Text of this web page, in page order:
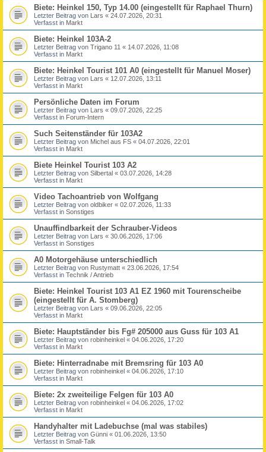
Biete: Heinkel 150, Typ 14.00 (eingestellt für Raphael Thurn)
Letzter Beitrag von Lars « 24.07.2026, 20:31
Verfasst in Markt
Biete: Heinkel 103A-2
Letzter Beitrag von Trigano 11 « 14.07.2026, 11:08
Verfasst in Markt
Biete: Heinkel Tourist 101 A0 (eingestellt für Manuel Moser)
Letzter Beitrag von Lars « 12.07.2026, 13:11
Verfasst in Markt
Persönliche Daten im Forum
Letzter Beitrag von Lars « 09.07.2026, 22:25
Verfasst in Forum-Intern
Such Seitenständer für 103A2
Letzter Beitrag von Michel aus FS « 04.07.2026, 22:01
Verfasst in Markt
Biete Heinkel Tourist 103 A2
Letzter Beitrag von Silbertal « 03.07.2026, 14:28
Verfasst in Markt
Video Tachoantrieb von Wolfgang
Letzter Beitrag von oldbiker « 02.07.2026, 11:33
Verfasst in Sonstiges
Unauffindbarkeit der Schrauber-Videos
Letzter Beitrag von Lars « 30.06.2026, 17:06
Verfasst in Sonstiges
A0 Motorgehäuse unterschiedlich
Letzter Beitrag von Rustymatt « 23.06.2026, 17:54
Verfasst in Technik / Antrieb
Biete: Heinkel Tourist 103 A1 EZ 1960 mit Tourenscheibe
(eingestellt für A. Stomberg)
Letzter Beitrag von Lars « 09.06.2026, 22:05
Verfasst in Markt
Biete: Hauptständer bis Fg# 205000 aus Guss für 103 A1
Letzter Beitrag von robinheinkel « 04.06.2026, 17:20
Verfasst in Markt
Biete: Hinterradnabe mit Bremsring für 103 A0
Letzter Beitrag von robinheinkel « 04.06.2026, 17:10
Verfasst in Markt
Biete: 2x zweiteilige Felgen für 103 A0
Letzter Beitrag von robinheinkel « 04.06.2026, 17:02
Verfasst in Markt
Handyhalter mit Ladebuchse (mal was stabiles)
Letzter Beitrag von Günni « 01.06.2026, 13:50
Verfasst in Small-Talk